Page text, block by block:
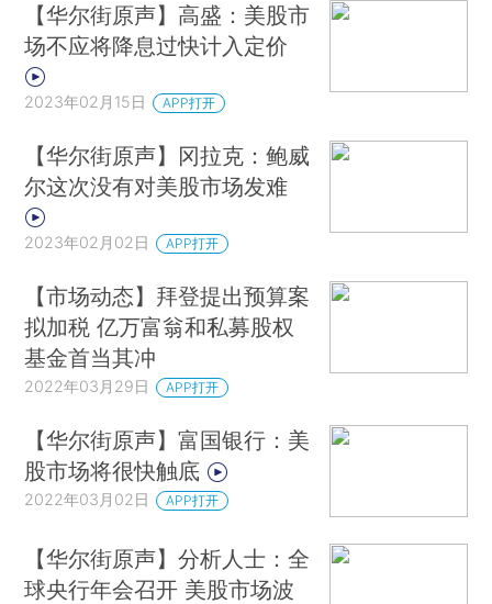
【华尔街原声】高盛：美股市
场不应将降息过快计入定价
2023年02月15日 APP打开
【华尔街原声】冈拉克：鲍威
尔这次没有对美股市场发难
2023年02月02日 APP打开
【市场动态】拜登提出预算案
拟加税 亿万富翁和私募股权
基金首当其冲
2022年03月29日 APP打开
【华尔街原声】富国银行：美
股市场将很快触底
2022年03月02日 APP打开
【华尔街原声】分析人士：全
球央行年会召开 美股市场波